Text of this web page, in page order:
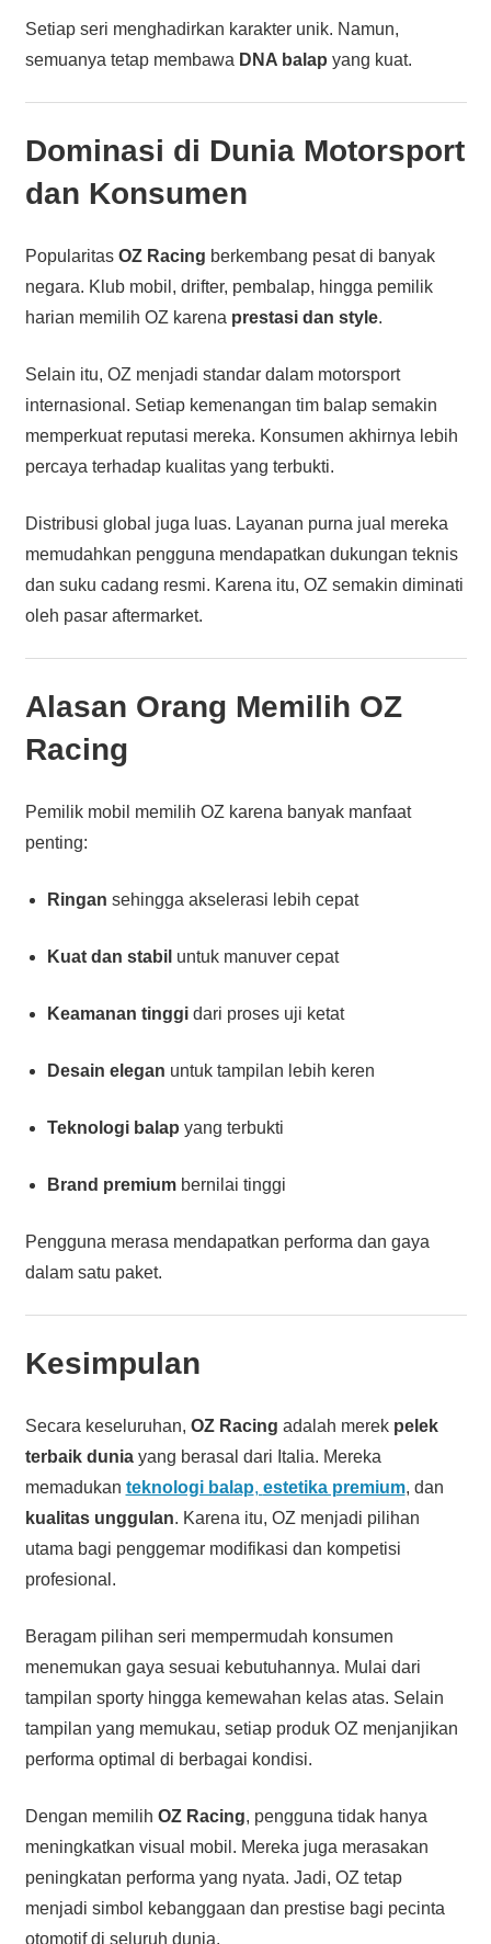
Setiap seri menghadirkan karakter unik. Namun,
semuanya tetap membawa DNA balap yang kuat.
Dominasi di Dunia Motorsport
dan Konsumen
Popularitas OZ Racing berkembang pesat di banyak
negara. Klub mobil, drifter, pembalap, hingga pemilik
harian memilih OZ karena prestasi dan style.
Selain itu, OZ menjadi standar dalam motorsport
internasional. Setiap kemenangan tim balap semakin
memperkuat reputasi mereka. Konsumen akhirnya lebih
percaya terhadap kualitas yang terbukti.
Distribusi global juga luas. Layanan purna jual mereka
memudahkan pengguna mendapatkan dukungan teknis
dan suku cadang resmi. Karena itu, OZ semakin diminati
oleh pasar aftermarket.
Alasan Orang Memilih OZ
Racing
Pemilik mobil memilih OZ karena banyak manfaat
penting:
Ringan sehingga akselerasi lebih cepat
Kuat dan stabil untuk manuver cepat
Keamanan tinggidari proses uji ketat
Desain elegan untuk tampilan lebih keren
Teknologi balap yang terbukti
Brand premiumbernilai tinggi
Pengguna merasa mendapatkan performa dan gaya
dalam satu paket.
Kesimpulan
Secara keseluruhan, OZ Racing adalah merek pelek
terbaik duniayang berasal dari Italia. Mereka
memadukan teknologi balap, estetika premium, dan
kualitas unggulan. Karena itu, OZ menjadi pilihan
utama bagi penggemar modifikasi dan kompetisi
profesional.
Beragam pilihan seri mempermudah konsumen
menemukan gaya sesuai kebutuhannya. Mulai dari
tampilan sporty hingga kemewahan kelas atas. Selain
tampilan yang memukau, setiap produk OZ menjanjikan
performa optimal di berbagai kondisi.
Dengan memilih OZ Racing, pengguna tidak hanya
meningkatkan visual mobil. Mereka juga merasakan
peningkatan performa yang nyata. Jadi, OZ tetap
menjadi simbol kebanggaan dan prestise bagi pecinta
otomotif di seluruh dunia.